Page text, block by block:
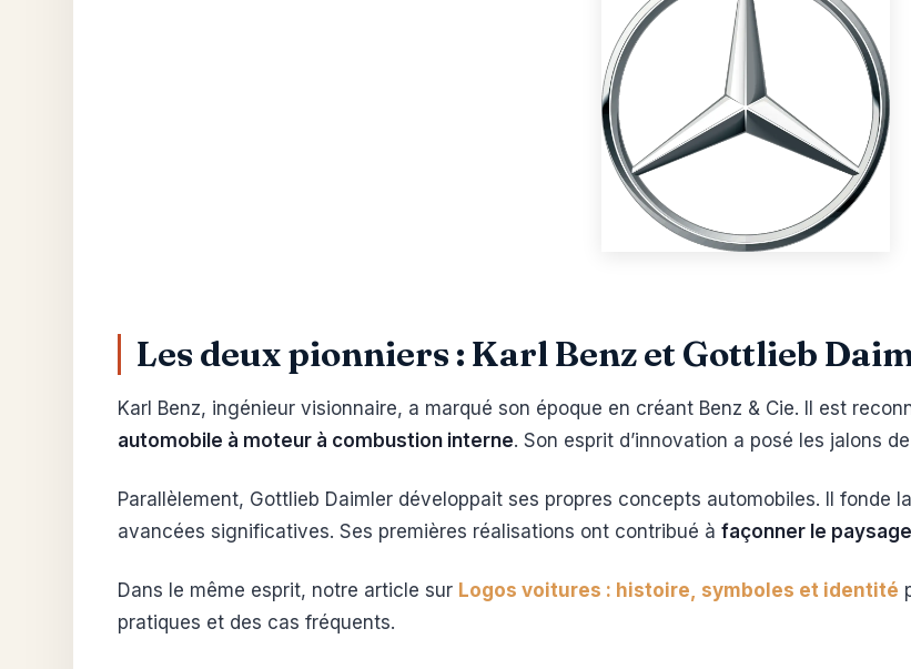
Les deux pionniers : Karl Benz et Gottlieb
Karl Benz, ingénieur visionnaire, a marqué son époque en créant Benz & Cie. Il est
automobile à moteur à combustion interne. Son esprit d’innovation a posé les jalons
Parallèlement, Gottlieb Daimler développait ses propres concepts automobiles. Il fonde
avancées significatives. Ses premières réalisations ont contribué à façonner le
Dans le même esprit, notre article sur Logos voitures : histoire, symboles et identité
pratiques et des cas fréquents.